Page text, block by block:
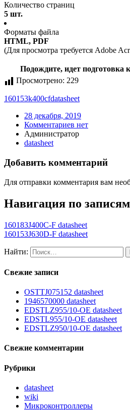
Количество страниц
5 шт.
Форматы файла
HTML, PDF
(Для просмотра требуется Adobe
Подождите, идет подготовка
Просмотрено: 229
160153k400cfdatasheet
28 декабря, 2019
Комментариев нет
Администратор
datasheet
Добавить комментарий
Для отправки комментария вам
Навигация по записям
160183J400C-F datasheet
160153J630D-F datasheet
Найти:
Свежие записи
OSTTJ075152 datasheet
1946570000 datasheet
EDSTLZ955/10-OE datasheet
EDSTL955/10-OE datasheet
EDSTLZ950/10-OE datasheet
Свежие комментарии
Рубрики
datasheet
wiki
Микроконтроллеры